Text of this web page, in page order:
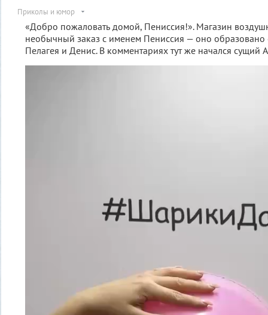
Приколы и юмор
«Добро пожаловать домой, Пениссия!». Магазин
необычный заказ с именем Пениссия — оно образовано
Пелагея и Денис. В комментариях тут же начался сущий